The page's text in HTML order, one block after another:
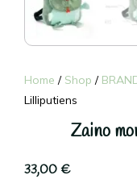
Home / Shop /
Lilliputiens
Zaino
33,00€